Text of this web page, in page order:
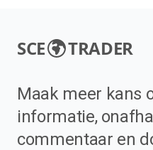
SCE TRADER
Maak meer kans
informatie,
commentaar en